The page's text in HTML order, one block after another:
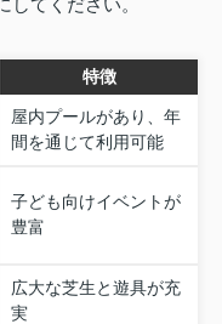
てください。
特徴
屋内プールがあり、年
間を通じて利用可能
子ども向けイベントが
豊富
広大な芝生と遊具が充
実